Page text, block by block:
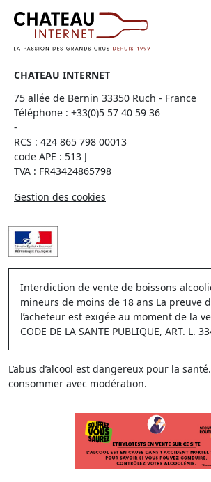
CHATEAU INTERNET
75 allée de Bernin 33350 Ruch - France
Téléphone : +33(0)5 57 40 59 36
-
RCS : 424 865 798 00013
code APE : 513 J
TVA : FR43424865798
Gestion des cookies
Interdiction de vente de boissons
mineurs de moins de 18 ans La preuve
l’acheteur est exigée au moment de la
CODE DE LA SANTE PUBLIQUE, ART. L.
L’abus d’alcool est dangereux pour la
consommer avec modération.